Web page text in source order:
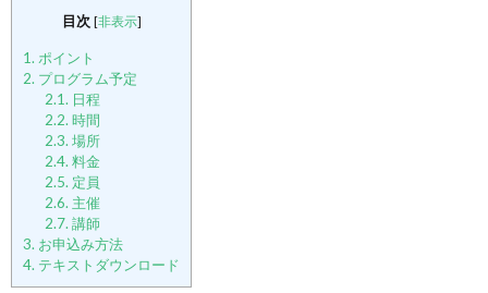
目次 [非表示]
1. ポイント
2. プログラム予定
2.1. 日程
2.2. 時間
2.3. 場所
2.4. 料金
2.5. 定員
2.6. 主催
2.7. 講師
3. お申込み方法
4. テキストダウンロード